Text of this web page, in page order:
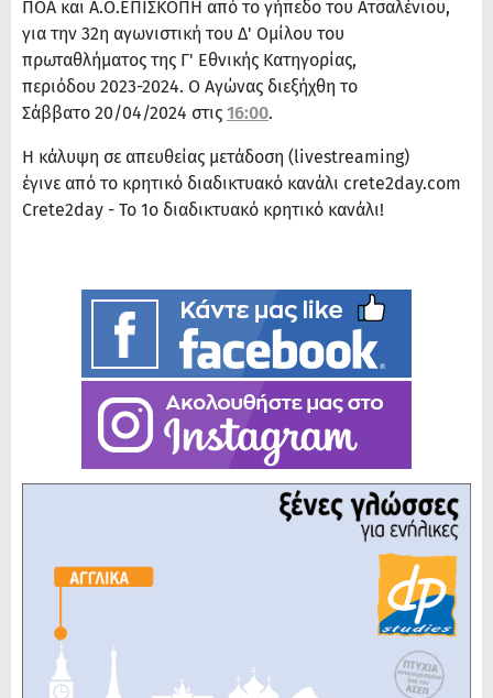
ΠΟΑ και Α.Ο.ΕΠΙΣΚΟΠΗ από το γήπεδο του Ατσαλένιου,
για την 32η αγωνιστική του Δ' Ομίλου του
πρωταθλήματος της Γ' Εθνικής Κατηγορίας,
περιόδου 2023-2024. Ο Αγώνας διεξήχθη το
Σάββατο 20/04/2024 στις 16:00.
Η κάλυψη σε απευθείας μετάδοση (livestreaming)
έγινε από το κρητικό διαδικτυακό κανάλι crete2day.com
Crete2day - Το 1ο διαδικτυακό κρητικό κανάλι!